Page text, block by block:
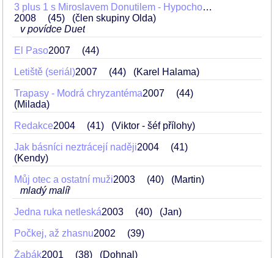
3 plus 1 s Miroslavem Donutilem - Hypochondři
2008
45
(člen skupiny Olda)
v povídce Duet
El Paso2007 44
Letiště (seriál)2007 44 (Karel Halama)
Trapasy - Modrá chryzantéma2007
44
(Milada)
Redakce2004 41 (Viktor - šéf přílohy)
Jak básníci neztrácejí naději2004
41
(Kendy)
Můj otec a ostatní muži2003 40
(Martin)
mladý malíř
Jedna ruka netleská2003 40 (Jan)
Počkej, až zhasnu2002 39
Žabák2001 38 (Dohnal)